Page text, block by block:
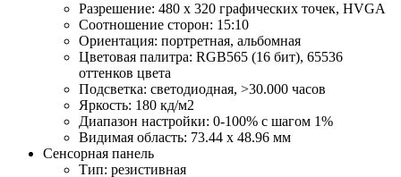
Разрешение: 480 х 320 графических точек, HVGA
Соотношение сторон: 15:10
Ориентация: портретная, альбомная
Цветовая палитра: RGB565 (16 бит), 65536
оттенков цвета
Подсветка: светодиодная, >30.000 часов
Яркость: 180 кд/м2
Диапазон настройки: 0-100% с шагом 1%
Видимая область: 73.44 х 48.96 мм
Сенсорная панель
Тип: резистивная